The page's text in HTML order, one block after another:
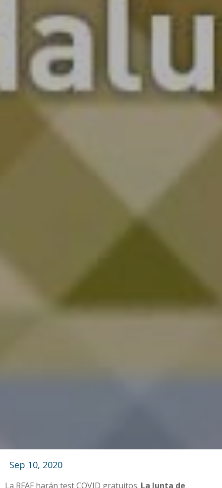
Sep 10, 2020
La RFAF harán test COVID gratuitos. La Junta de